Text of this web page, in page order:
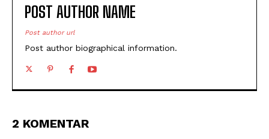
POST AUTHOR NAME
Post author url
Post author biographical information.
2 KOMENTAR